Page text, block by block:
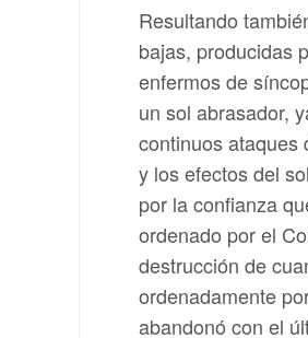
Resultando
bajas, producidas
enfermos de
un sol abrasador,
continuos ataques
y los efectos del
por la confianza
ordenado por el
destrucción de
ordenadamente
abandonó con el